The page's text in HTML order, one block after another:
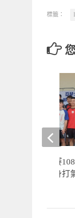
標籤：
士盃》南區預賽
電眼雙胞胎現身打